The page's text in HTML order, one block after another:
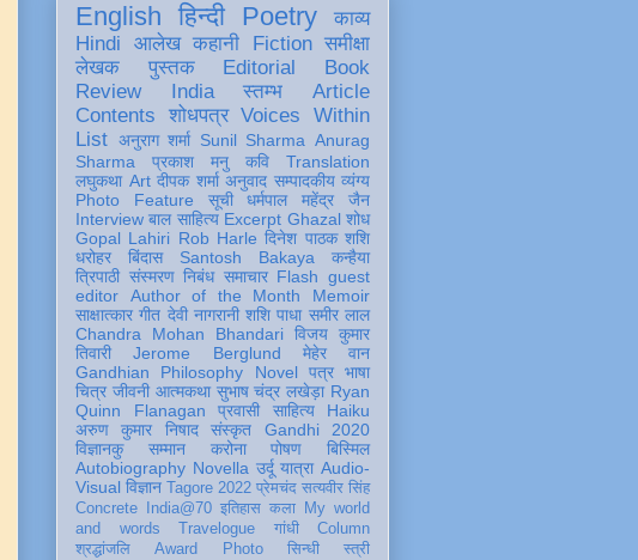
English हिन्दी Poetry
काव्य
Hindi
आलेख कहानी Fiction समीक्षा
लेखक
पुस्तक Editorial
Book
Review
India स्तम्भ
Article
Contents
शोधपत्र Voices Within
List अनुराग शर्मा Sunil Sharma Anurag
Sharma
प्रकाश मनु कवि
Translation
लघुकथा Art दीपक शर्मा अनुवाद सम्पादकीय व्यंग्य
Photo Feature
सूची
धर्मपाल महेंद्र जैन
Interview बाल साहित्य Excerpt Ghazal शोध
Gopal Lahiri Rob Harle दिनेश पाठक शशि
धरोहर
बिंदास Santosh Bakaya
कन्हैया
त्रिपाठी संस्मरण निबंध समाचार Flash guest
editor
Author of the Month
Memoir
साक्षात्कार गीत देवी नागरानी शशि पाधा समीर लाल
Chandra Mohan Bhandari विजय कुमार
तिवारी
Jerome Berglund
मेहेर वान
Gandhian Philosophy
Novel पत्र भाषा
चित्र जीवनी आत्मकथा सुभाष चंद्र लखेड़ा Ryan
Quinn Flanagan
प्रवासी साहित्य
Haiku
अरुण कुमार निषाद
संस्कृत
Gandhi 2020
विज्ञानकु
सम्मान करोना पोषण
बिस्मिल
Autobiography Novella उर्दू यात्रा Audio-
Visual विज्ञान Tagore 2022 प्रेमचंद सत्यवीर सिंह
Concrete
India@70 इतिहास कला
My world
and words
Travelogue गांधी
Column
श्रद्धांजलि
Award Photo सिन्धी
स्त्री